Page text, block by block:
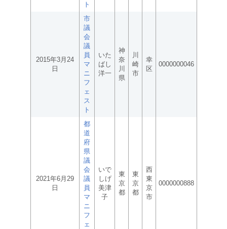
ト
2015年3月24
日
市
議
会
議
員
マ
ニ
フ
ェ
ス
ト
いた
ばし
洋一
神
奈
川
県
川
崎
市
幸
区
0000000046
2021年6月29
日
都
道
府
県
議
会
議
員
マ
ニ
フ
ェ
いで
しげ
美津
子
東
京
都
東
京
都
西
東
京
市
0000000888